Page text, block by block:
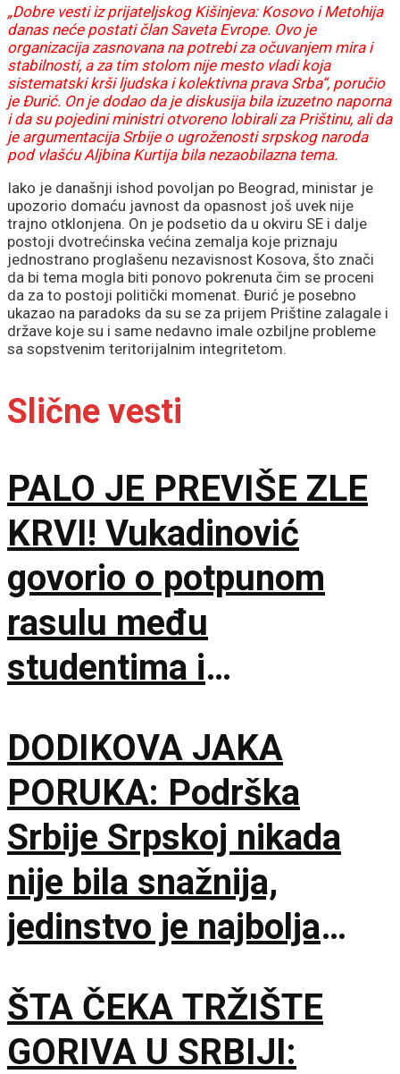
„Dobre vesti iz prijateljskog Kišinjeva: Kosovo i Metohija
danas neće postati član Saveta Evrope. Ovo je
organizacija zasnovana na potrebi za očuvanjem mira i
stabilnosti, a za tim stolom nije mesto vladi koja
sistematski krši ljudska i kolektivna prava Srba“, poručio
je Đurić. On je dodao da je diskusija bila izuzetno naporna
i da su pojedini ministri otvoreno lobirali za Prištinu, ali da
je argumentacija Srbije o ugroženosti srpskog naroda
pod vlašću Aljbina Kurtija bila nezaobilazna tema.
Iako je današnji ishod povoljan po Beograd, ministar je
upozorio domaću javnost da opasnost još uvek nije
trajno otklonjena. On je podsetio da u okviru SE i dalje
postoji dvotrećinska većina zemalja koje priznaju
jednostrano proglašenu nezavisnost Kosova, što znači
da bi tema mogla biti ponovo pokrenuta čim se proceni
da za to postoji politički momenat. Đurić je posebno
ukazao na paradoks da su se za prijem Prištine zalagale i
države koje su i same nedavno imale ozbiljne probleme
sa sopstvenim teritorijalnim integritetom.
Slične vesti
PALO JE PREVIŠE ZLE
KRVI! Vukadinović
govorio o potpunom
rasulu među
studentima i
je Bog u pomoći
DODIKOVA JAKA
PORUKA: Podrška
Srbije Srpskoj nikada
nije bila snažnija,
jedinstvo je najbolja
ŠTA ČEKA TRŽIŠTE
GORIVA U SRBIJI: